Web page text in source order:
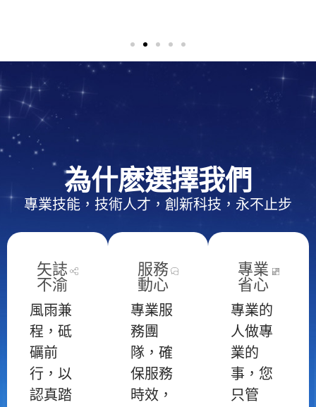
為什麽選擇我們
專業技能，技術人才，創新科技，永不止步
矢誌
不渝
風雨兼
程，砥
礪前
行，以
認真踏
服務
動心
專業服
務團
隊，確
保服務
時效，
專業
省心
專業的
人做專
業的
事，您
只管